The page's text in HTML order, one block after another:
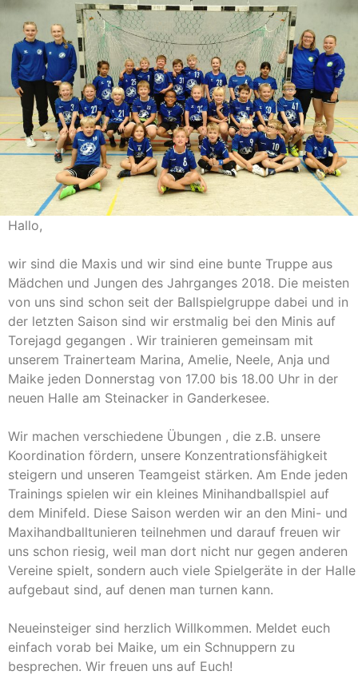
Hallo,
wir sind die Maxis und wir sind eine bunte Truppe aus
Mädchen und Jungen des Jahrganges 2018. Die meisten
von uns sind schon seit der Ballspielgruppe dabei und in
der letzten Saison sind wir erstmalig bei den Minis auf
Torejagd gegangen . Wir trainieren gemeinsam mit
unserem Trainerteam Marina, Amelie, Neele, Anja und
Maike jeden Donnerstag von 17.00 bis 18.00 Uhr in der
neuen Halle am Steinacker in Ganderkesee.
Wir machen verschiedene Übungen , die z.B. unsere
Koordination fördern, unsere Konzentrationsfähigkeit
steigern und unseren Teamgeist stärken. Am Ende jeden
Trainings spielen wir ein kleines Minihandballspiel auf
dem Minifeld. Diese Saison werden wir an den Mini- und
Maxihandballtunieren teilnehmen und darauf freuen wir
uns schon riesig, weil man dort nicht nur gegen anderen
Vereine spielt, sondern auch viele Spielgeräte in der Halle
aufgebaut sind, auf denen man turnen kann.
Neueinsteiger sind herzlich Willkommen. Meldet euch
einfach vorab bei Maike, um ein Schnuppern zu
besprechen. Wir freuen uns auf Euch!